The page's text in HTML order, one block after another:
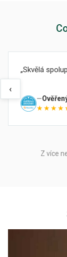
‹
Skvělá
Z více